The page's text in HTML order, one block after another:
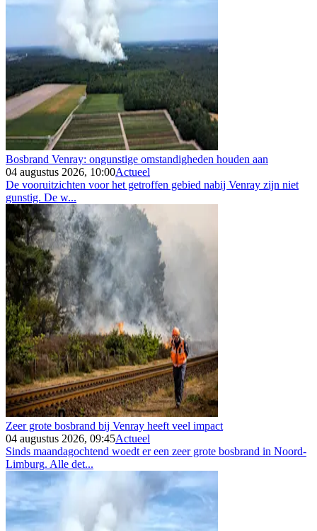
Bosbrand Venray: ongunstige omstandigheden houden aan
04 augustus 2026, 10:00Actueel
De vooruitzichten voor het getroffen gebied nabij Venray zijn niet
gunstig. De w...
Zeer grote bosbrand bij Venray heeft veel impact
04 augustus 2026, 09:45Actueel
Sinds maandagochtend woedt er een zeer grote bosbrand in Noord-
Limburg. Alle det...